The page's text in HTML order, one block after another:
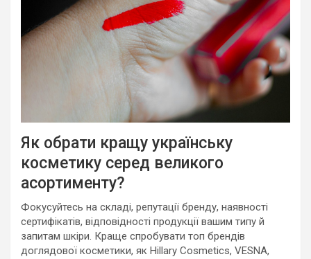
Як обрати кращу українську
косметику серед великого
асортименту?
Фокусуйтесь на складі, репутації бренду, наявності
сертифікатів, відповідності продукції вашим типу й
запитам шкіри. Краще спробувати топ брендів
доглядової косметики, як Hillary Cosmetics, VESNA,